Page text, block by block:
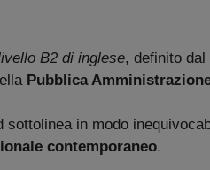
B2 di inglese, definito
Pubblica
sottolinea in modo
contemporaneo.